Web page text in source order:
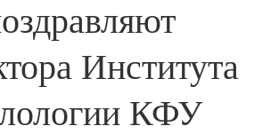
Института
КФУ